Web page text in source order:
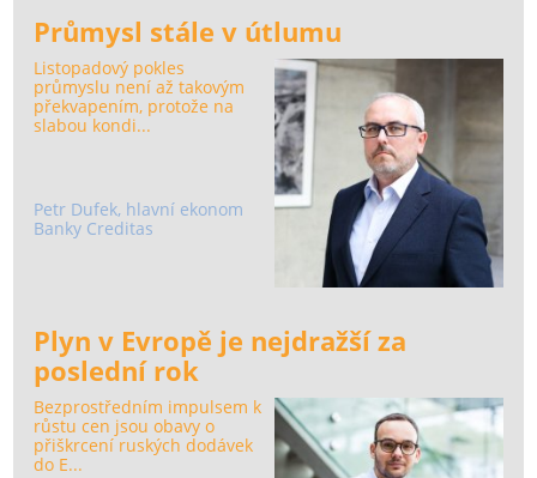
Průmysl stále v útlumu
Listopadový pokles
průmyslu není až takovým
překvapením, protože na
slabou kondi...
Petr Dufek, hlavní ekonom
Banky Creditas
Plyn v Evropě je nejdražší za
poslední rok
Bezprostředním impulsem k
růstu cen jsou obavy o
přiškrcení ruských dodávek
do E...